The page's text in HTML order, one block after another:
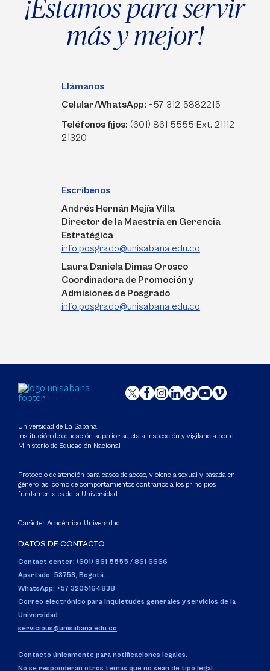
¡Estamos para servir
más y mejor!
Llámanos
Celular/WhatsApp: +57 312 5882215
Teléfonos fijos: (601) 861 5555 Ext. 21112 -
21320
Escríbenos
Andrés Hernán Mejía Villa
Director de la Maestría en Gerencia
Estratégica
info.posgrado@unisabana.edu.co
Laura Daniela Dimas Orosco
Coordinadora de Promoción y
Admisiones de Posgrado
info.posgrado@unisabana.edu.co
Universidad de La Sabana
Institución de educación superior sujeta a inspección y vigilancia por el
Ministerio de Educación Nacional
Protocolo de atención para casos de acoso, violencia sexual y basada en
género, así como de comportamientos contrarios a los principios
fundamentales de la Universidad
Carácter Académico: Universidad
DATOS DE CONTACTO
Contact center: (601) 861 5555 / 861 6666
Apartado: 53753, Bogotá.
WhatsApp: +57 3205164838
Correo electrónico para inquietudes generales y servicios de la
Universidad
servicious@unisabana.edu.co
Contacto únicamente para notificaciones legales.
No se responderán otros temas que no sean de tipo legal.